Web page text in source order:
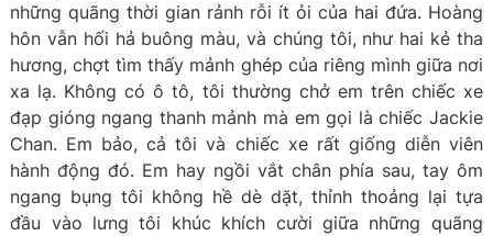
những quãng thời gian rảnh rỗi ít ỏi của hai đứa. Hoàng
hôn vẫn hối hả buông màu, và chúng tôi, như hai kẻ tha
hương, chợt tìm thấy mảnh ghép của riêng mình giữa nơi
xa lạ. Không có ô tô, tôi thường chở em trên chiếc xe
đạp gióng ngang thanh mảnh mà em gọi là chiếc Jackie
Chan. Em bảo, cả tôi và chiếc xe rất giống diễn viên
hành động đó. Em hay ngồi vắt chân phía sau, tay ôm
ngang bụng tôi không hề dè dặt, thỉnh thoảng lại tựa
đầu vào lưng tôi khúc khích cười giữa những quãng